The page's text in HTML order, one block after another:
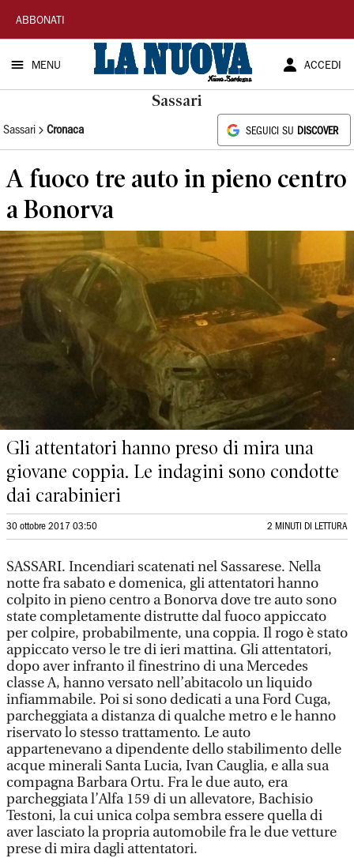
La
Nuova
Sardegna
ABBONATI
MENU ACCEDI
Sassari
Sassari Cronaca SEGUICI SU DISCOVER
A fuoco tre auto in pieno centro
a Bonorva
Gli attentatori hanno preso di mira una
giovane coppia. Le indagini sono condotte
dai carabinieri
30 ottobre 2017 03:50 2 MINUTI DI LETTURA
SASSARI. Incendiari scatenati nel Sassarese. Nella
notte fra sabato e domenica, gli attentatori hanno
colpito in pieno centro a Bonorva dove tre auto sono
state completamente distrutte dal fuoco appiccato
per colpire, probabilmente, una coppia. Il rogo è stato
appiccato verso le tre di ieri mattina. Gli attentatori,
dopo aver infranto il finestrino di una Mercedes
classe A, hanno versato nell’abitacolo un liquido
infiammabile. Poi si sono dedicati a una Ford Cuga,
parcheggiata a distanza di qualche metro e le hanno
riservato lo stesso trattamento. Le auto
appartenevano a dipendente dello stabilimento delle
acque minerali Santa Lucia, Ivan Cauglia, e alla sua
compagna Barbara Ortu. Fra le due auto, era
parcheggiata l’Alfa 159 di un allevatore, Bachisio
Testoni, la cui unica colpa sembra essere quella di
aver lasciato la propria automobile fra le due vetture
prese di mira dagli attentatori.